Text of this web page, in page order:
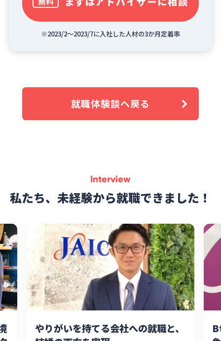
※2023/2～2023/7に入社した人材の3か月定着率
就職体験談へ戻る
Interview
私たち、未経験から就職できました！
やりがいを持てる会社への就職と、